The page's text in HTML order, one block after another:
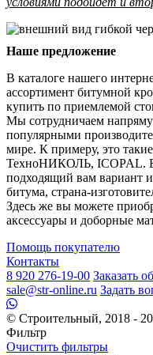
Наше предложение
В каталоге нашего
ассортимент битумной
купить по приемлемой
Мы сотрудничаем
популярными
мире. К примеру, это
ТехноНИКОЛЬ, ICOPAL.
подходящий вам вариант
битума, страна-
Здесь же вы можете
аксессуары и доборные
Помощь покупателю
Контакты
8 920 276-19-00 Заказать
sale@str-online.ru Задать
© Строительный, 2018 -
Фильтр
Очистить фильтры